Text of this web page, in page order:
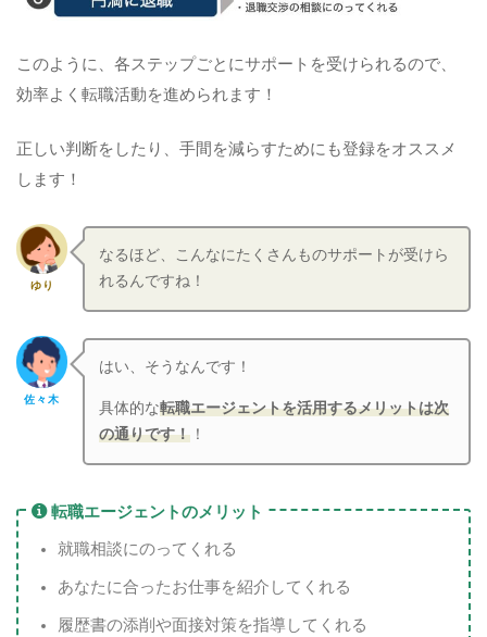
このように、各ステップごとにサポートを受けられるので、
効率よく転職活動を進められます！
正しい判断をしたり、手間を減らすためにも登録をオススメ
します！
ゆり
なるほど、こんなにたくさんものサポートが受けら
れるんですね！
佐々木
はい、そうなんです！
具体的な転職エージェントを活用するメリットは次
の通りです！ ！
転職エージェントのメリット
就職相談にのってくれる
あなたに合ったお仕事を紹介してくれる
履歴書の添削や面接対策を指導してくれる